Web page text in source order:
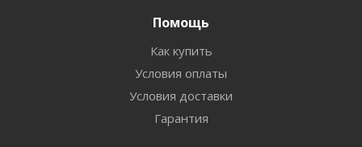
Помощь
Как купить
Условия оплаты
Условия доставки
Гарантия